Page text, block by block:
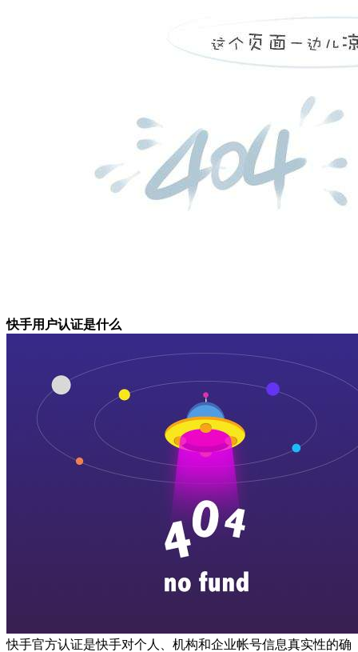
快手用户认证是什么
快手官方认证是快手对个人、机构和企业帐号信息真实性的确